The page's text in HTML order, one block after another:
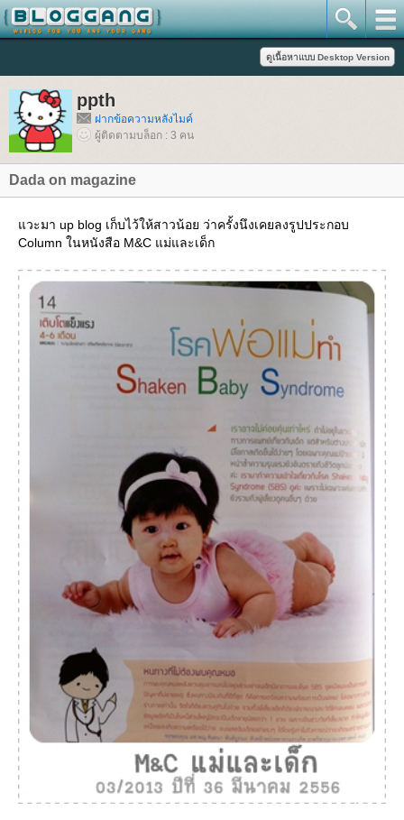
ppth
ฝากข้อความหลังไมค์
ผู้ติดตามบล็อก : 3 คน
Dada on magazine
วะมา up blog เก็บไว้ให้สาวน้อย ว่าครั้งนึงเคยลงรูปประกอบ
Column ในหนังสือ M&C แม่และเด็ก